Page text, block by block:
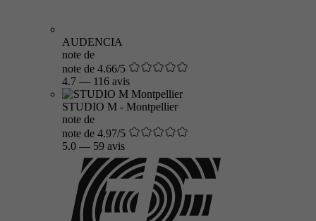
AUDENCIA
note de
note de 4.66/5
4.7 — 116 avis
STUDIO M - Montpellier
note de
note de 4.97/5
5.0 — 59 avis